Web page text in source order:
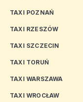
TAXI POZNAŃ
TAXI RZESZÓW
TAXI SZCZECIN
TAXI TORUŃ
TAXI WARSZAWA
TAXI WROCŁAW